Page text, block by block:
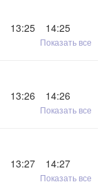
13:25
14:25
Показать все
13:26
14:26
Показать все
13:27
14:27
Показать все